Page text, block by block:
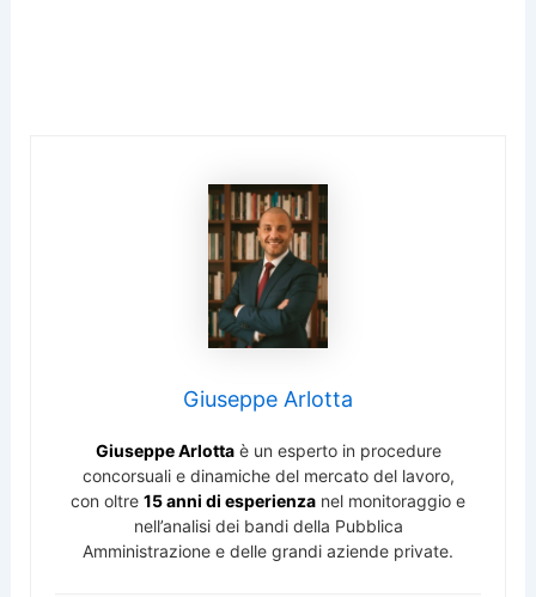
Giuseppe Arlotta
Giuseppe Arlottaè un esperto in procedure
concorsuali e dinamiche del mercato del lavoro,
con oltre 15 anni di esperienza nel monitoraggio e
nell’analisi dei bandi della Pubblica
Amministrazione e delle grandi aziende private.